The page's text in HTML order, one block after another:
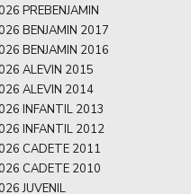
PREBENJAMIN
BENJAMIN 2017
BENJAMIN 2016
ALEVIN 2015
ALEVIN 2014
INFANTIL 2013
INFANTIL 2012
CADETE 2011
CADETE 2010
JUVENIL